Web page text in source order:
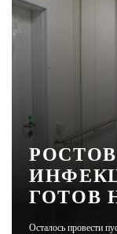
ГОТОВ
Осталось провести